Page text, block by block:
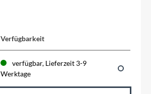
Verfügbarkeit
verfügbar, Lieferzeit 3-9
Werktage